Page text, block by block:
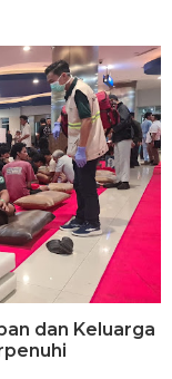
dan Keluarga